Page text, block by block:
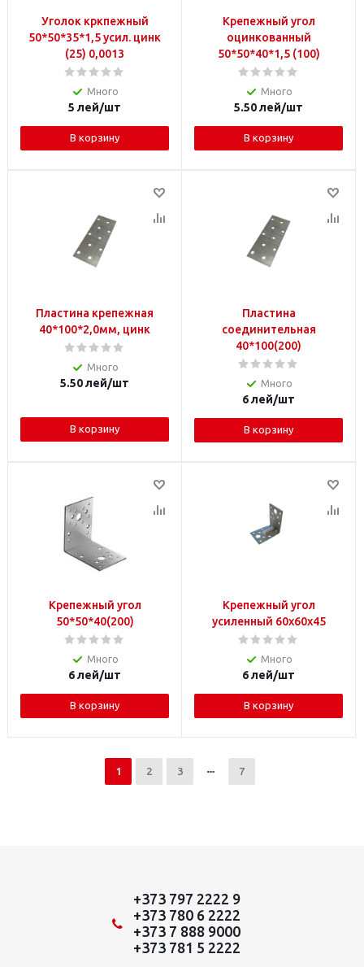
Уголок кркпежный
50*50*35*1,5 усил. цинк
(25) 0,0013
Много
5 лей/шт
В корзину
Крепежный угол
оцинкованный
50*50*40*1,5 (100)
Много
5.50лей/шт
В корзину
Пластина крепежная
40*100*2,0мм, цинк
Много
5.50лей/шт
В корзину
Пластина
соединительная
40*100(200)
Много
6лей/шт
В корзину
Крепежный угол
50*50*40(200)
Много
6лей/шт
В корзину
Крепежный угол
усиленный 60x60x45
Много
6лей/шт
В корзину
1 2 3 7
+373 797 2222 9
+373 780 6 2222
+373 7 888 9000
+373 781 5 2222